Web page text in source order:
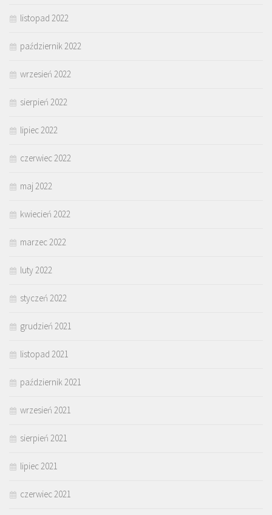
listopad 2022
październik 2022
wrzesień 2022
sierpień 2022
lipiec 2022
czerwiec 2022
maj 2022
kwiecień 2022
marzec 2022
luty 2022
styczeń 2022
grudzień 2021
listopad 2021
październik 2021
wrzesień 2021
sierpień 2021
lipiec 2021
czerwiec 2021